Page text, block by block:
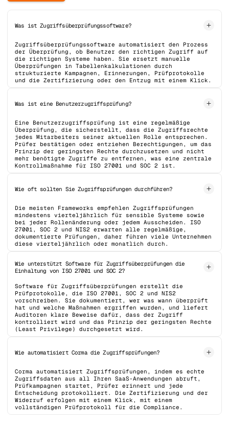
Was ist Zugriffsüberprüfungssoftware?
Zugriffsüberprüfungssoftware automatisiert den Prozess
der Überprüfung, ob Benutzer den richtigen Zugriff auf
die richtigen Systeme haben. Sie ersetzt manuelle
Überprüfungen in Tabellenkalkulationen durch
strukturierte Kampagnen, Erinnerungen, Prüfprotokolle
und die Zertifizierung oder den Entzug mit einem Klick.
Was ist eine Benutzerzugriffsprüfung?
Eine Benutzerzugriffsprüfung ist eine regelmäßige
Überprüfung, die sicherstellt, dass die Zugriffsrechte
jedes Mitarbeiters seiner aktuellen Rolle entsprechen.
Prüfer bestätigen oder entziehen Berechtigungen, um das
Prinzip der geringsten Rechte durchzusetzen und nicht
mehr benötigte Zugriffe zu entfernen, was eine zentrale
Kontrollmaßnahme für ISO 27001 und SOC 2 ist.
Wie oft sollten Sie Zugriffsprüfungen durchführen?
Die meisten Frameworks empfehlen Zugriffsprüfungen
mindestens vierteljährlich für sensible Systeme sowie
bei jeder Rollenänderung oder jedem Ausscheiden. ISO
27001, SOC 2 und NIS2 erwarten alle regelmäßige,
dokumentierte Prüfungen, daher führen viele Unternehmen
diese vierteljährlich oder monatlich durch.
Wie unterstützt Software für Zugriffsüberprüfungen die
Einhaltung von ISO 27001 und SOC 2?
Software für Zugriffsüberprüfungen erstellt die
Prüfprotokolle, die ISO 27001, SOC 2 und NIS2
vorschreiben. Sie dokumentiert, wer was wann überprüft
hat und welche Maßnahmen ergriffen wurden, und liefert
Auditoren klare Beweise dafür, dass der Zugriff
kontrolliert wird und das Prinzip der geringsten Rechte
(Least Privilege) durchgesetzt wird.
Wie automatisiert Corma die Zugriffsprüfungen?
Corma automatisiert Zugriffsprüfungen, indem es echte
Zugriffsdaten aus all Ihren SaaS-Anwendungen abruft,
Prüfkampagnen startet, Prüfer erinnert und jede
Entscheidung protokolliert. Die Zertifizierung und der
Widerruf erfolgen mit einem Klick, mit einem
vollständigen Prüfprotokoll für die Compliance.